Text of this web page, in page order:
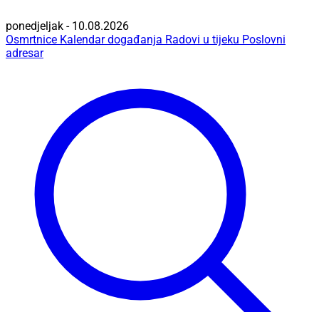
ponedjeljak - 10.08.2026
Osmrtnice Kalendar događanja Radovi u tijeku Poslovni
adresar